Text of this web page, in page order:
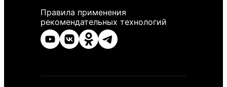
Правила применения
рекомендательных технологий